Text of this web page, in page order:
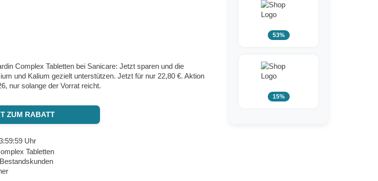
53%
15%
Complex Tabletten bei Sanicare: Jetzt sparen und die
und Kalium gezielt unterstützen. Jetzt für nur 22,80 €. Aktion
nur solange der Vorrat reicht.
ZUM RABATT
Uhr
Tabletten